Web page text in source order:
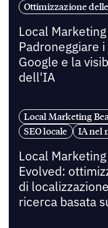
Ottimizzazione
Local
Padroneggiare
Google e la
dell'IA
Local Marketing
SEO locale
IA nel
Local
Evolved:
di
ricerca basata